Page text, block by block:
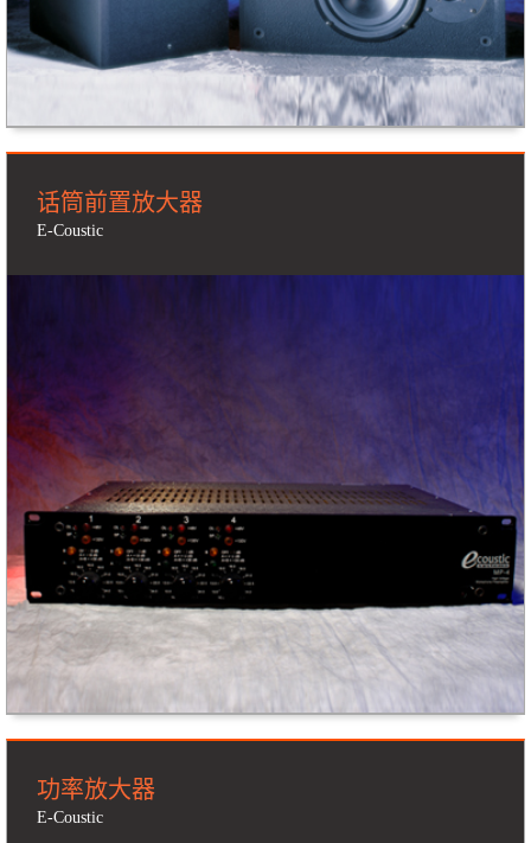
话筒前置放大器
E-Coustic
功率放大器
E-Coustic